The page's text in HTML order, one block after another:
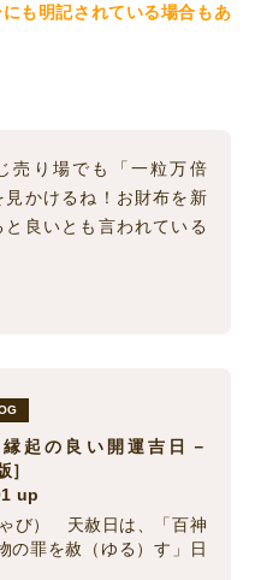
も明記されている場合もあ
売り場でも「一粒万倍
見かけるね！お財布を新
と良いとも言われている
起の良い開運吉日－
］
up
び） 天赦日は、「百神
の罪を赦（ゆる）す」日